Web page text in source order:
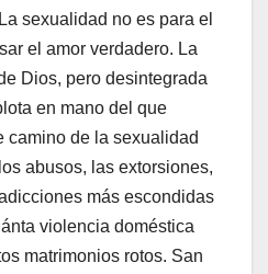
sexualidad no es para el
el amor verdadero. La
Dios, pero desintegrada
en mano del que
camino de la sexualidad
abusos, las extorsiones,
más escondidas
violencia doméstica
matrimonios rotos. San